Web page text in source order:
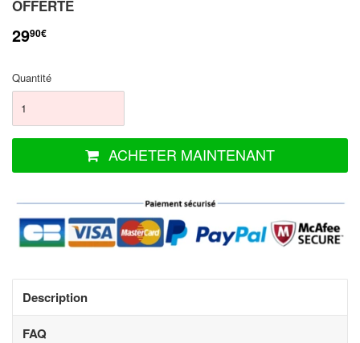
OFFERTE
2990€
Quantité
ACHETER MAINTENANT
Description
FAQ